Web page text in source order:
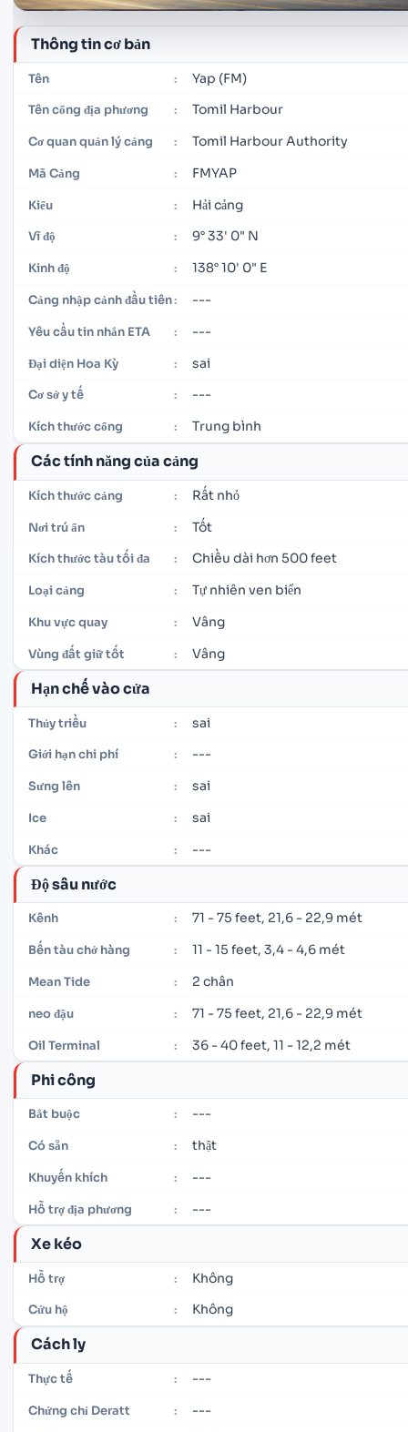
Thông tin cơ bản
Tên : Yap (FM)
Tên cổng địa phương : Tomil Harbour
Cơ quan quản lý cảng : Tomil Harbour Authority
Mã Cảng : FMYAP
Kiểu : Hải cảng
Vĩ độ : 9° 33' 0" N
Kinh độ : 138° 10' 0" E
Cảng nhập cảnh đầu tiên: ---
Yêu cầu tin nhắn ETA : ---
Đại diện Hoa Kỳ : sai
Cơ sở y tế : ---
Kích thước cổng : Trung bình
Các tính năng của cảng
Kích thước cảng : Rất nhỏ
Nơi trú ẩn : Tốt
Kích thước tàu tối đa : Chiều dài hơn 500 feet
Loại cảng : Tự nhiên ven biển
Khu vực quay : Vâng
Vùng đất giữ tốt : Vâng
Hạn chế vào cửa
Thủy triều : sai
Giới hạn chi phí : ---
Sưng lên : sai
Ice : sai
Khác : ---
Độ sâu nước
Kênh : 71 - 75 feet, 21,6 - 22,9 mét
Bến tàu chở hàng : 11 - 15 feet, 3,4 - 4,6 mét
Mean Tide : 2 chân
neo đậu : 71 - 75 feet, 21,6 - 22,9 mét
Oil Terminal : 36 - 40 feet, 11 - 12,2 mét
Phi công
Bắt buộc : ---
Có sẵn : thật
Khuyến khích : ---
Hỗ trợ địa phương : ---
Xe kéo
Hỗ trợ : Không
Cứu hộ : Không
Cách ly
Thực tế : ---
Chứng chỉ Deratt : ---